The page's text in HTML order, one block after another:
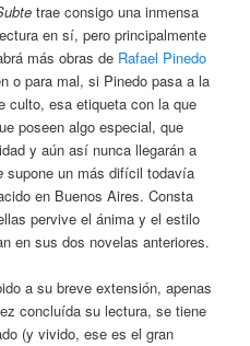
trae consigo una inmensa
en sí, pero principalmente
más obras de Rafael Pinedo
o para mal, si Pinedo pasa a la
culto, esa etiqueta con la que
poseen algo especial, que
y aún así nunca llegarán a
supone un más difícil todavía
en Buenos Aires. Consta
pervive el ánima y el estilo
en sus dos novelas anteriores.
a su breve extensión, apenas
concluída su lectura, se tiene
(y vivido, ese es el gran